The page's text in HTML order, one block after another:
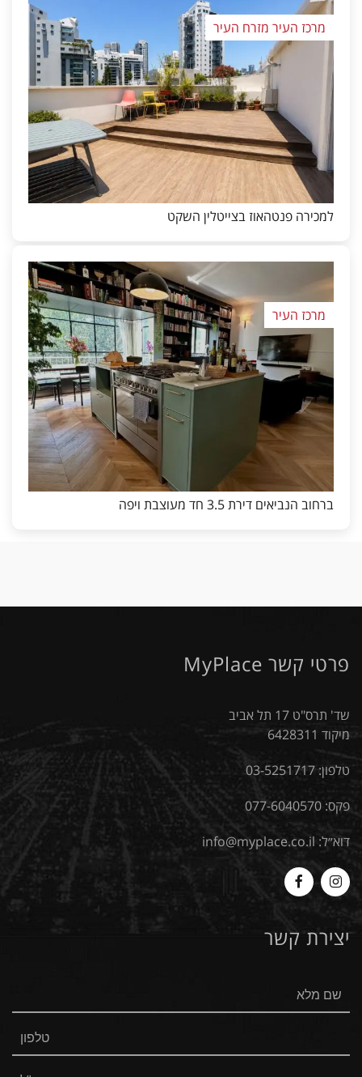
מרכז העיר מזרח העיר
למכירה פנטהאוז בצייטלין השקט
מרכז העיר
ברחוב הנביאים דירת 3.5 חד מעוצבת ויפה
פרטי קשר MyPlace
שד' תרס"ט 17 תל אביב
מיקוד 6428311
טלפון:03-5251717
פקס: 077-6040570
דוא״ל: info@myplace.co.il
Myplace
-
Instagram
MyPlace
Facebook
יצירת קשר